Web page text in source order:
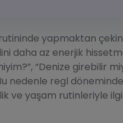
yapmaktan
daha az enerjik
“Denize girebilir
nedenle regl döneminde
ve yaşam rutinleriyle